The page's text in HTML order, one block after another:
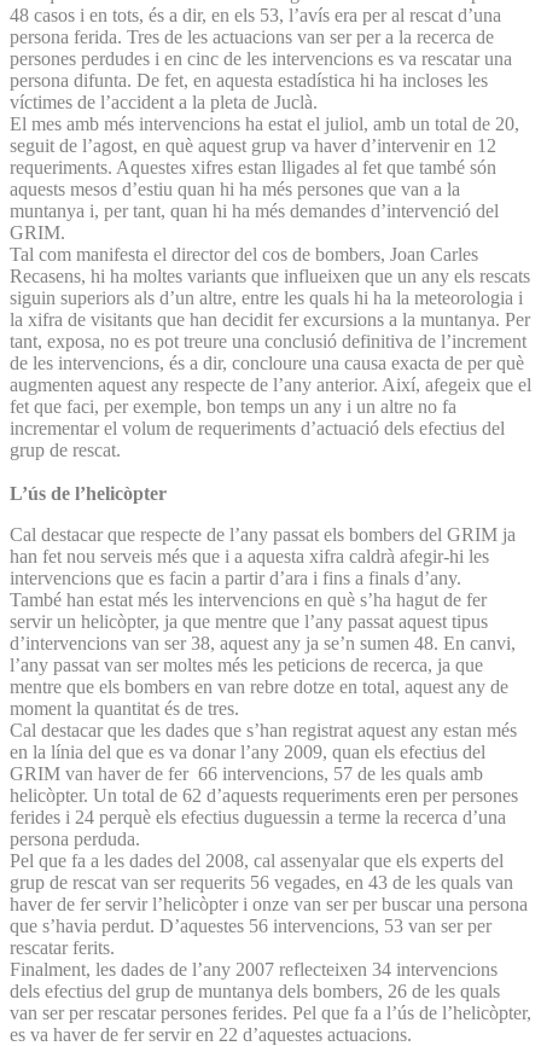
48 casos i en tots, és a dir, en els 53, l’avís era per al rescat d’una
persona ferida. Tres de les actuacions van ser per a la recerca de
persones perdudes i en cinc de les intervencions es va rescatar una
persona difunta. De fet, en aquesta estadística hi ha incloses les
víctimes de l’accident a la pleta de Juclà.
El mes amb més intervencions ha estat el juliol, amb un total de 20,
seguit de l’agost, en què aquest grup va haver d’intervenir en 12
requeriments. Aquestes xifres estan lligades al fet que també són
aquests mesos d’estiu quan hi ha més persones que van a la
muntanya i, per tant, quan hi ha més demandes d’intervenció del
GRIM.
Tal com manifesta el director del cos de bombers, Joan Carles
Recasens, hi ha moltes variants que influeixen que un any els rescats
siguin superiors als d’un altre, entre les quals hi ha la meteorologia i
la xifra de visitants que han decidit fer excursions a la muntanya. Per
tant, exposa, no es pot treure una conclusió definitiva de l’increment
de les intervencions, és a dir, concloure una causa exacta de per què
augmenten aquest any respecte de l’any anterior. Així, afegeix que el
fet que faci, per exemple, bon temps un any i un altre no fa
incrementar el volum de requeriments d’actuació dels efectius del
grup de rescat.
L’ús de l’helicòpter
Cal destacar que respecte de l’any passat els bombers del GRIM ja
han fet nou serveis més que i a aquesta xifra caldrà afegir-hi les
intervencions que es facin a partir d’ara i fins a finals d’any.
També han estat més les intervencions en què s’ha hagut de fer
servir un helicòpter, ja que mentre que l’any passat aquest tipus
d’intervencions van ser 38, aquest any ja se’n sumen 48. En canvi,
l’any passat van ser moltes més les peticions de recerca, ja que
mentre que els bombers en van rebre dotze en total, aquest any de
moment la quantitat és de tres.
Cal destacar que les dades que s’han registrat aquest any estan més
en la línia del que es va donar l’any 2009, quan els efectius del
GRIM van haver de fer 66 intervencions, 57 de les quals amb
helicòpter. Un total de 62 d’aquests requeriments eren per persones
ferides i 24 perquè els efectius duguessin a terme la recerca d’una
persona perduda.
Pel que fa a les dades del 2008, cal assenyalar que els experts del
grup de rescat van ser requerits 56 vegades, en 43 de les quals van
haver de fer servir l’helicòpter i onze van ser per buscar una persona
que s’havia perdut. D’aquestes 56 intervencions, 53 van ser per
rescatar ferits.
Finalment, les dades de l’any 2007 reflecteixen 34 intervencions
dels efectius del grup de muntanya dels bombers, 26 de les quals
van ser per rescatar persones ferides. Pel que fa a l’ús de l’helicòpter,
es va haver de fer servir en 22 d’aquestes actuacions.